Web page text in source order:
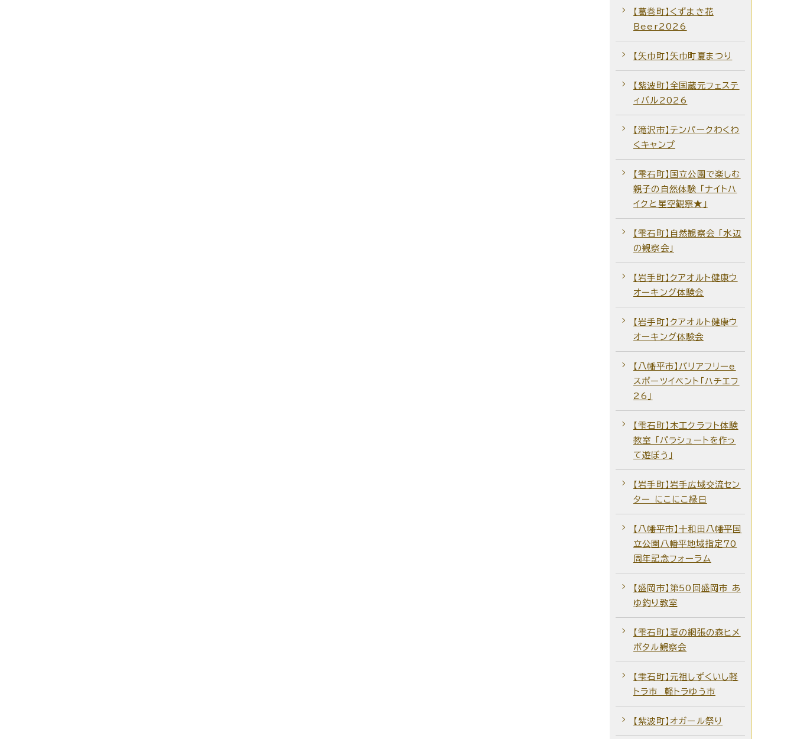
【葛巻町】くずまき花
Beer2026
【矢巾町】矢巾町夏まつり
【紫波町】全国蔵元フェステ
ィバル2026
【滝沢市】テンパークわくわ
くキャンプ
【雫石町】国立公園で楽しむ
親子の自然体験 「ナイトハ
イクと星空観察★」
【雫石町】自然観察会 ｢水辺
の観察会｣
【岩手町】クアオルト健康ウ
オーキング体験会
【岩手町】クアオルト健康ウ
オーキング体験会
【八幡平市】バリアフリーe
スポーツイベント「ハチエフ
26」
【雫石町】木工クラフト体験
教室 「パラシュートを作っ
て遊ぼう」
【岩手町】岩手広域交流セン
ター にこにこ縁日
【八幡平市】十和田八幡平国
立公園八幡平地域指定70
周年記念フォーラム
【盛岡市】第50回盛岡市 あ
ゆ釣り教室
【雫石町】夏の網張の森ヒメ
ボタル観察会
【雫石町】元祖しずくいし軽
トラ市 軽トラゆう市
【紫波町】オガール祭り